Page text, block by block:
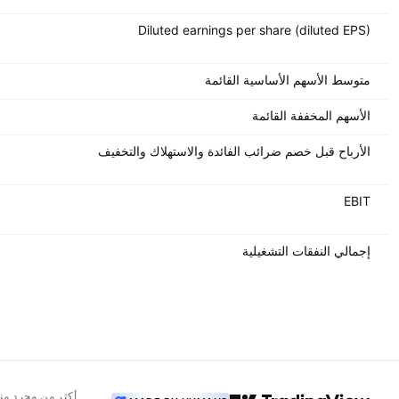
Diluted earnings per share (diluted EPS)
متوسط الأسهم الأساسية القائمة
الأسهم المخففة القائمة
الأرباح قبل خصم ضرائب الفائدة والاستهلاك والتخفيف
EBIT
إجمالي النفقات التشغيلية
أكثر من مجرد